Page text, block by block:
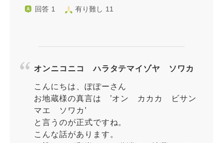
回答 1 有り難し 11
オンニコニコ ハラタテマイゾヤ ソワカ
こんにちは、ぽぽーさん
お地蔵様の真言は ’オン カカカ ビサン
マエ ソワカ’
と言うのが正式ですね。
こんな話があります。